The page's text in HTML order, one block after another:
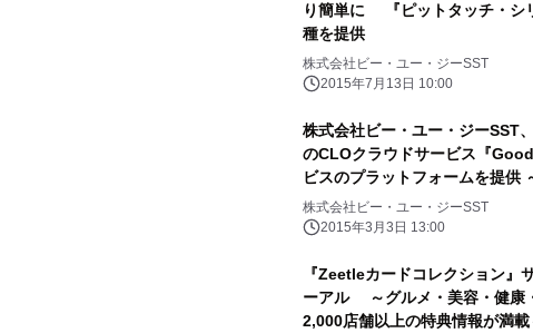
り簡単に 『ピットタッチ・シ
種を提供
株式会社ビー・ユー・ジーSST
2015年7月13日 10:00
株式会社ビー・ユー・ジー
のCLOクラウドサービス『
ビスのプラットフォームを提供
株式会社ビー・ユー・ジーSST
2015年3月3日 13:00
『Zeetleカードコレクション』
ーアル ～グルメ・美容・健康
2,000店舗以上の特典情報が満載